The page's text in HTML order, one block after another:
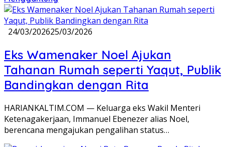
24/03/202625/03/2026
Eks Wamenaker Noel Ajukan
Tahanan Rumah seperti Yaqut, Publik
Bandingkan dengan Rita
HARIANKALTIM.COM — Keluarga eks Wakil Menteri
Ketenagakerjaan, Immanuel Ebenezer alias Noel,
berencana mengajukan pengalihan status…